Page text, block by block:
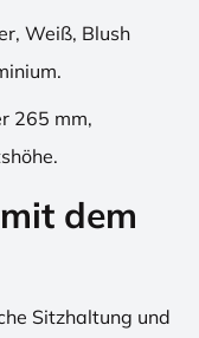
Weiß, Blush
265 mm,
dem
Sitzhaltung und